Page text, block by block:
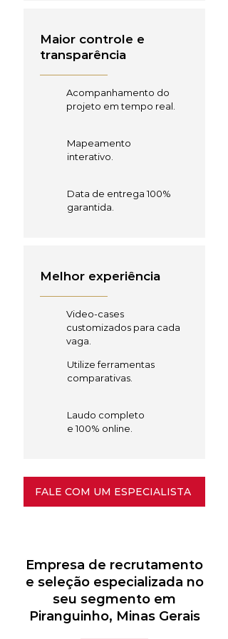
Maior controle e
transparência
Acompanhamento do
projeto em tempo real.
Mapeamento
interativo.
Data de entrega 100%
garantida.
Melhor experiência
Video-cases
customizados para cada
vaga.
Utilize ferramentas
comparativas.
Laudo completo
e 100% online.
FALE COM UM ESPECIALISTA
Empresa de recrutamento
e seleção especializada no
seu segmento em
Piranguinho, Minas Gerais